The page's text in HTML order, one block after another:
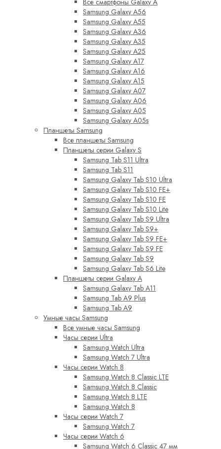
Samsung Galaxy A56
Samsung Galaxy A55
Samsung Galaxy A36
Samsung Galaxy A35
Samsung Galaxy A25
Samsung Galaxy A17
Samsung Galaxy A16
Samsung Galaxy A15
Samsung Galaxy A07
Samsung Galaxy A06
Samsung Galaxy A05
Samsung Galaxy A05s
Планшеты Samsung
Все планшеты Samsung
Планшеты серии Galaxy S
Samsung Tab S11 Ultra
Samsung Tab S11
Samsung Galaxy Tab S10 Ultra
Samsung Galaxy Tab S10 FE+
Samsung Galaxy Tab S10 FE
Samsung Galaxy Tab S10 Lite
Samsung Galaxy Tab S9 Ultra
Samsung Galaxy Tab S9+
Samsung Galaxy Tab S9 FE+
Samsung Galaxy Tab S9 FE
Samsung Galaxy Tab S9
Samsung Galaxy Tab S6 Lite
Планшеты серии Galaxy A
Samsung Galaxy Tab A11
Samsung Tab A9 Plus
Samsung Tab A9
Умные часы Samsung
Все умные часы Samsung
Часы серии Ultra
Samsung Watch Ultra
Samsung Watch 7 Ultra
Часы серии Watch 8
Samsung Watch 8 Classic LTE
Samsung Watch 8 Classic
Samsung Watch 8 LTE
Samsung Watch 8
Часы серии Watch 7
Samsung Watch 7
Часы серии Watch 6
Samsung Watch 6 Classic 47 мм